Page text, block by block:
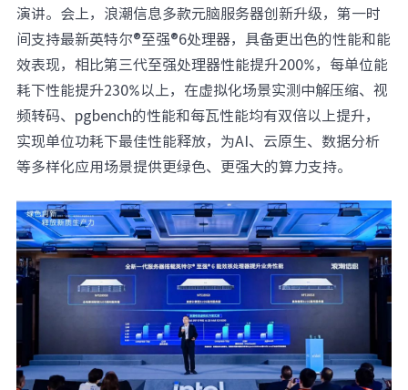
计算产业洞察
元脑品牌升级公告
演讲。会上，浪潮信息多款元脑服务器创新升级，第一时
间支持最新英特尔®至强®6处理器，具备更出色的性能和能
效表现，相比第三代至强处理器性能提升200%，每单位能
耗下性能提升230%以上，在虚拟化场景实测中解压缩、视
频转码、pgbench的性能和每瓦性能均有双倍以上提升，
实现单位功耗下最佳性能释放，为AI、云原生、数据分析
等多样化应用场景提供更绿色、更强大的算力支持。